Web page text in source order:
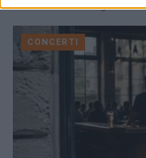
Letizia Fontana · 7 Ago 2026
CONCERTI